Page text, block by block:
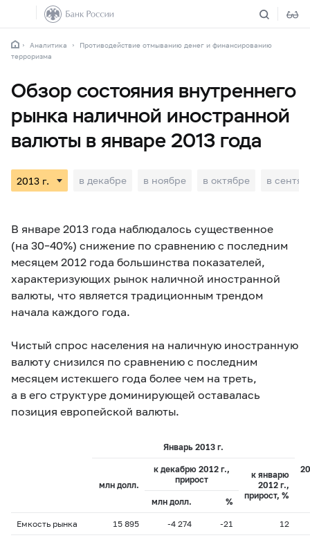
Аналитика
Противодействие отмыванию денег и финансированию
терроризма
Обзор состояния внутреннего
рынка наличной иностранной
валюты в январе 2013 года
в декабре в ноябре в октябре в
В январе 2013 года наблюдалось существенное
(на 30–40%) снижение по сравнению с последним
месяцем 2012 года большинства показателей,
характеризующих рынок наличной иностранной
валюты, что является традиционным трендом
начала каждого года.
Чистый спрос населения на наличную иностранную
валюту снизился по сравнению с последним
месяцем истекшего года более чем на треть,
а в его структуре доминирующей оставалась
позиция европейской валюты.
Январь 2013 г.
млн долл.
к декабрю 2012 г.,
прирост
к январю
2012 г.,
прирост, %
млн долл. %
Емкость рынка 15 895 -4 274 -21 12